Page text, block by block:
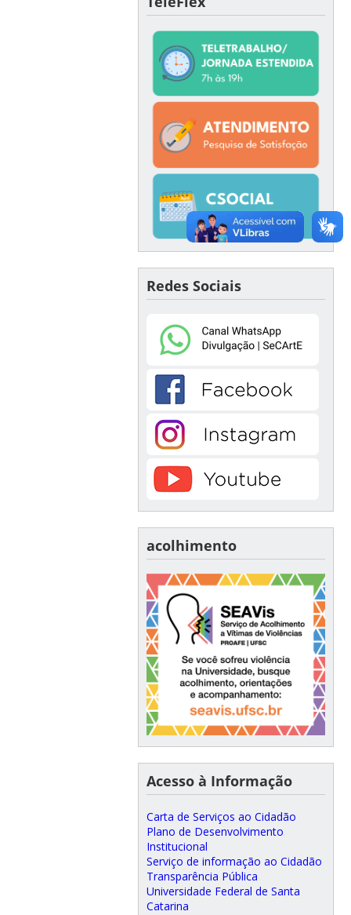
Redes Sociais
acolhimento
Acesso à Informação
Carta de Serviços ao Cidadão
Plano de Desenvolvimento
Institucional
Serviço de informação ao Cidadão
Transparência Pública
Universidade Federal de Santa
Catarina